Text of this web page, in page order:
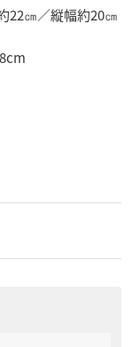
22㎝／縦幅約20㎝